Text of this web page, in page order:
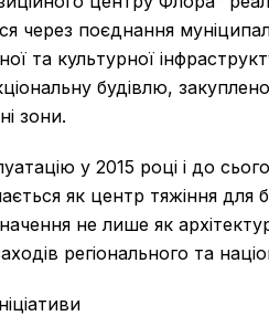
через поєднання
та культурної
будівлю,
зони.
у 2015 році і до
як центр тяжіння для
не лише як
регіонального та